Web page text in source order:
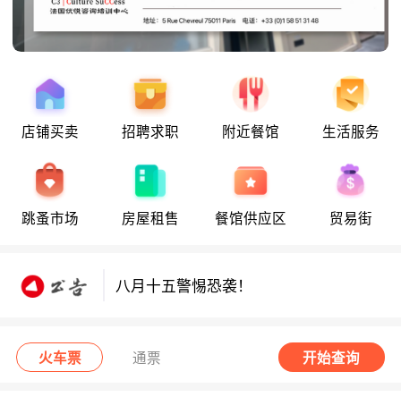
店铺买卖 招聘求职 附近餐馆 生活服务
跳蚤市场 房屋租售 餐馆供应区 贸易街
八月十五警惕恐袭！
八月十五警惕恐袭！
火车票 通票 开始查询